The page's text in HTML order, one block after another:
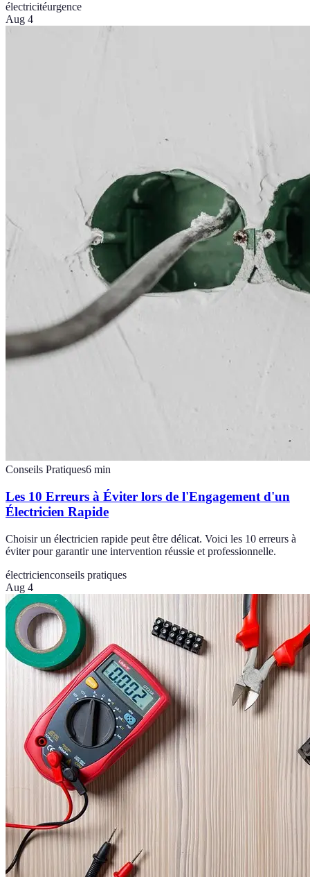
électricitéurgence
Aug 4
Conseils Pratiques6 min
Les 10 Erreurs à Éviter lors de l'Engagement d'un
Électricien Rapide
Choisir un électricien rapide peut être délicat. Voici les 10 erreurs à
éviter pour garantir une intervention réussie et professionnelle.
électricienconseils pratiques
Aug 4